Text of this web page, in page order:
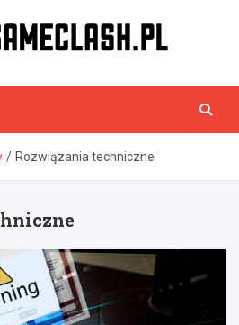
Rozwiązania techniczne